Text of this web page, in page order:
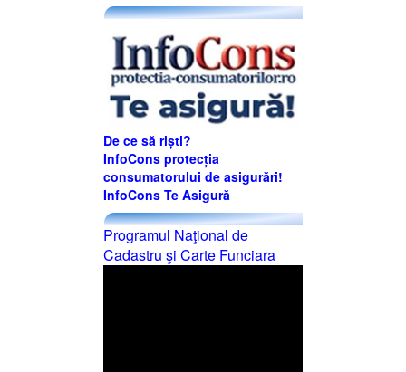
De ce să riști?
InfoCons protecția
consumatorului de asigurări!
InfoCons Te Asigură
Programul Naţional de
Cadastru şi Carte Funciara